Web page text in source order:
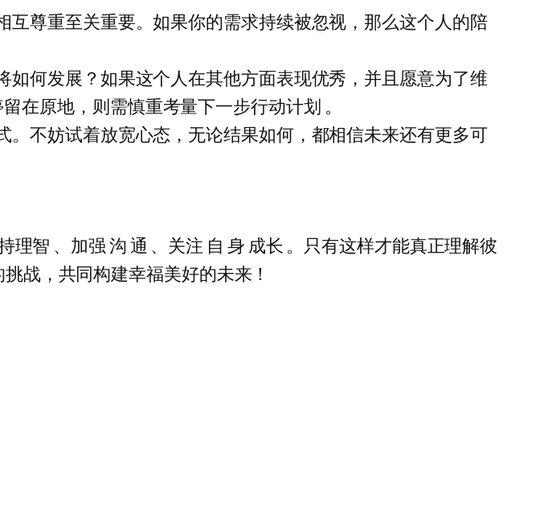
互尊重至关重要。如果你的需求持续被忽视，那么这个人的陪
如何发展？如果这个人在其他方面表现优秀，并且愿意为了维
在原地，则需慎重考量下一步行动计划 。
。不妨试着放宽心态，无论结果如何，都相信未来还有更多可
智 、加强 沟 通 、关注 自 身 成长 。只有这样才能真正理解彼
战，共同构建幸福美好的未来！